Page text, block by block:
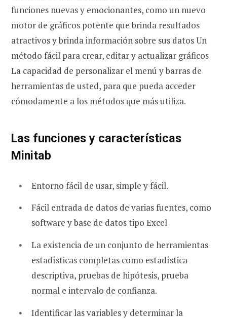
funciones nuevas y emocionantes, como un nuevo
motor de gráficos potente que brinda resultados
atractivos y brinda información sobre sus datos Un
método fácil para crear, editar y actualizar gráficos
La capacidad de personalizar el menú y barras de
herramientas de usted, para que pueda acceder
cómodamente a los métodos que más utiliza.
Las funciones y características
Minitab
Entorno fácil de usar, simple y fácil.
Fácil entrada de datos de varias fuentes, como
software y base de datos tipo Excel
La existencia de un conjunto de herramientas
estadísticas completas como estadística
descriptiva, pruebas de hipótesis, prueba
normal e intervalo de confianza.
Identificar las variables y determinar la